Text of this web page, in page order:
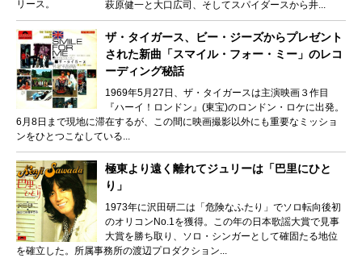
萩原健一と大口広司、そしてスパイダースから井...
ザ・タイガース、ビー・ジーズからプレゼント
された新曲「スマイル・フォー・ミー」のレコ
ーディング秘話
1969年5月27日、ザ・タイガースは主演映画３作目
『ハーイ！ロンドン』(東宝)のロンドン・ロケに出発。
6月8日まで現地に滞在するが、この間に映画撮影以外にも重要なミッショ
ンをひとつこなしている...
極東より遠く離れてジュリーは「巴里にひと
り」
1973年に沢田研二は「危険なふたり」でソロ転向後初
のオリコンNo.1を獲得。この年の日本歌謡大賞で見事
大賞を勝ち取り、ソロ・シンガーとして確固たる地位
を確立した。所属事務所の渡辺プロダクション...